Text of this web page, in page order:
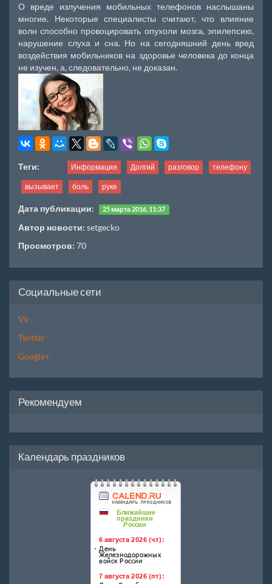
О вреде излучения мобильных телефонов наслышаны
многие. Некоторые специалисты считают, что влияние
волн способно провоцировать опухоли мозга, эпилепсию,
нарушение слуха и сна. Но на сегодняшний день вред
воздействия мобильников на здоровье человека до конца
не изучен, а, следовательно, не доказан.
Теги: Информация Долгий разговор телефону
вызывает боль руке
Дата публикации: 25 марта 2016, 11:37
Автор новости: setgecko
Просмотров: 70
Социальные сети
Vk
Twitter
Google+
Рекомендуем
Календарь праздников